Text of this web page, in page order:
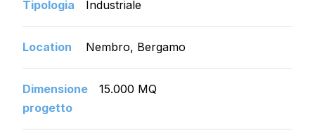
Tipologia Industriale
Location Nembro, Bergamo
Dimensione
progetto
15.000 MQ